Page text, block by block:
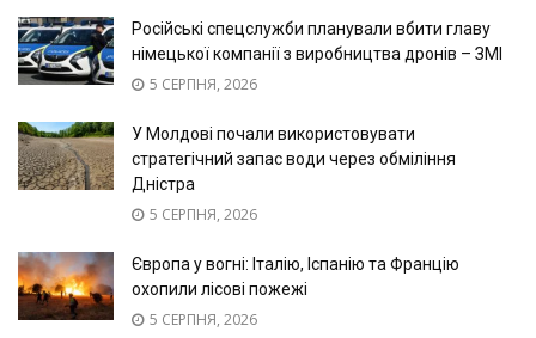
Російські спецслужби планували вбити главу
німецької компанії з виробництва дронів – ЗМІ
5 СЕРПНЯ, 2026
У Молдові почали використовувати
стратегічний запас води через обміління
Дністра
5 СЕРПНЯ, 2026
Європа у вогні: Італію, Іспанію та Францію
охопили лісові пожежі
5 СЕРПНЯ, 2026